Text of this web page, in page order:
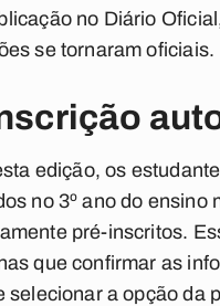
no Diário
se tornaram oficiais.
edição, os
no 3º ano do ensino
pré-inscritos.
que confirmar as
selecionar a opção da